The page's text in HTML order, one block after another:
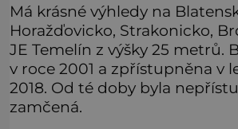
Má krásné výhledy na
Horažďovicko, Strakonicko,
JE Temelín z výšky 25 metrů.
v roce 2001 a zpřístupněna v
2018. Od té doby byla
zamčená.